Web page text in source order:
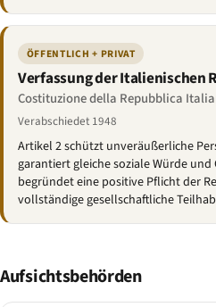
ÖFFENTLICH + PRIVAT
Verfassung der Italienischen
Costituzione della Repubblica
Verabschiedet 1948
Artikel 2 schützt unveräußerliche
garantiert gleiche soziale Würde
begründet eine positive Pflicht der
vollständige gesellschaftliche
Aufsichtsbehörden